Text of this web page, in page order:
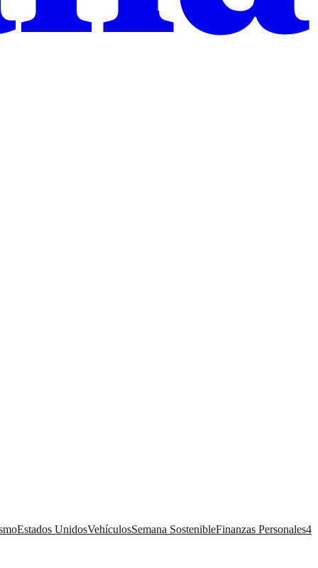
Estados UnidosVehículosSemana SostenibleFinanzas Personales4